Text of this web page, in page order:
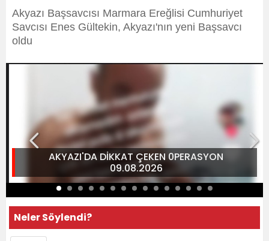
Akyazı Başsavcısı Marmara Ereğlisi Cumhuriyet
Savcısı Enes Gültekin, Akyazı'nın yeni Başsavcı
oldu
AKYAZI'DA DİKKAT ÇEKEN 0PERASYON
09.08.2026
Neler Söylendi?